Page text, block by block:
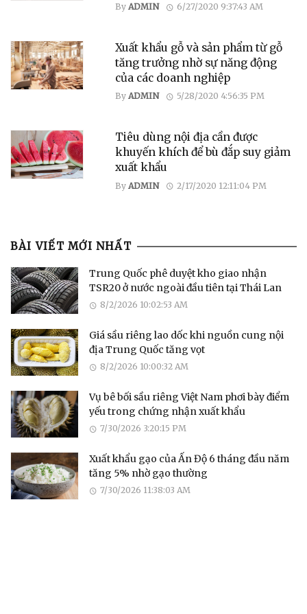
By ADMIN 6/27/2020 9:37:43 AM
Xuất khẩu gỗ và sản phẩm từ gỗ
tăng trưởng nhờ sự năng động
của các doanh nghiệp
By ADMIN 5/28/2020 4:56:35 PM
Tiêu dùng nội địa cần được
khuyến khích để bù đắp suy giảm
xuất khẩu
By ADMIN 2/17/2020 12:11:04 PM
BÀI VIẾT MỚI NHẤT
Trung Quốc phê duyệt kho giao nhận
TSR20 ở nước ngoài đầu tiên tại Thái Lan
8/2/2026 10:02:53 AM
Giá sầu riêng lao dốc khi nguồn cung nội
địa Trung Quốc tăng vọt
8/2/2026 10:00:32 AM
Vụ bê bối sầu riêng Việt Nam phơi bày điểm
yếu trong chứng nhận xuất khẩu
7/30/2026 3:20:15 PM
Xuất khẩu gạo của Ấn Độ 6 tháng đầu năm
tăng 5% nhờ gạo thường
7/30/2026 11:38:03 AM